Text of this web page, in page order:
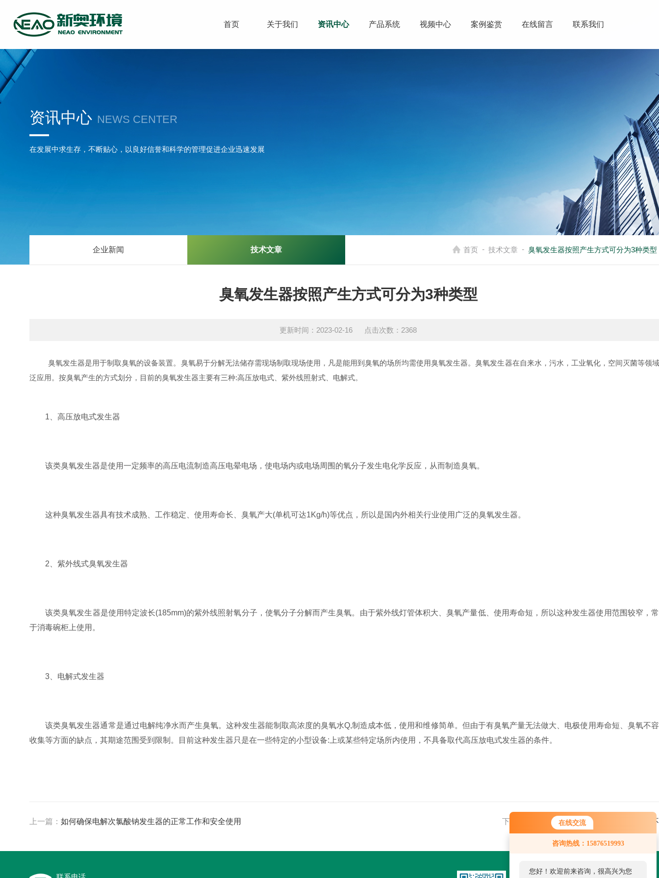
在线交流
咨询热线：15876519993
您好！欢迎前来咨询，很高兴为您
首页 关于我们 资讯中心 产品系统 视频中心 案例鉴赏 在线留言 联系我们
资讯中心 NEWS CENTER
在发展中求生存，不断贴心，以良好信誉和科学的管理促进企业迅速发展
企业新闻 技术文章 首页 - 技术文章 - 臭氧发生器按照产生方式可分为3种类型
臭氧发生器按照产生方式可分为3种类型
更新时间：2023-02-16 点击次数：2368
臭氧发生器是用于制取臭氧的设备装置。臭氧易于分解无法储存需现场制取现场使用，凡是能用到臭氧的场所均需使用臭氧发生器。臭氧发生器在自来水，污水，工业氧化，空间灭菌等领
泛应用。按臭氧产生的方式划分，目前的臭氧发生器主要有三种:高压放电式、紫外线照射式、电解式。
1、高压放电式发生器
该类臭氧发生器是使用一定频率的高压电流制造高压电晕电场，使电场内或电场周围的氧分子发生电化学反应，从而制造臭氧。
这种臭氧发生器具有技术成熟、工作稳定、使用寿命长、臭氧产大(单机可达1Kg/h)等优点，所以是国内外相关行业使用广泛的臭氧发生器。
2、紫外线式臭氧发生器
该类臭氧发生器是使用特定波长(185mm)的紫外线照射氧分子，使氧分子分解而产生臭氧。由于紫外线灯管体积大、臭氧产量低、使用寿命短，所以这种发生器使用范围较窄，
于消毒碗柜上使用。
3、电解式发生器
该类臭氧发生器通常是通过电解纯净水而产生臭氧。这种发生器能制取高浓度的臭氧水Q,制造成本低，使用和维修简单。但由于有臭氧产量无法做大、电极使用寿命短、臭氧不
收集等方面的缺点，其期途范围受到限制。目前这种发生器只是在一些特定的小型设备:上或某些特定场所内使用，不具备取代高压放电式发生器的条件。
上一篇： 如何确保电解次氯酸钠发生器的正常工作和安全使用 下一篇： 自动加药装置每种类型的结构有些